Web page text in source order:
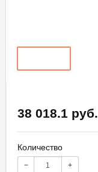
38 018.1 руб.
Количество
− +